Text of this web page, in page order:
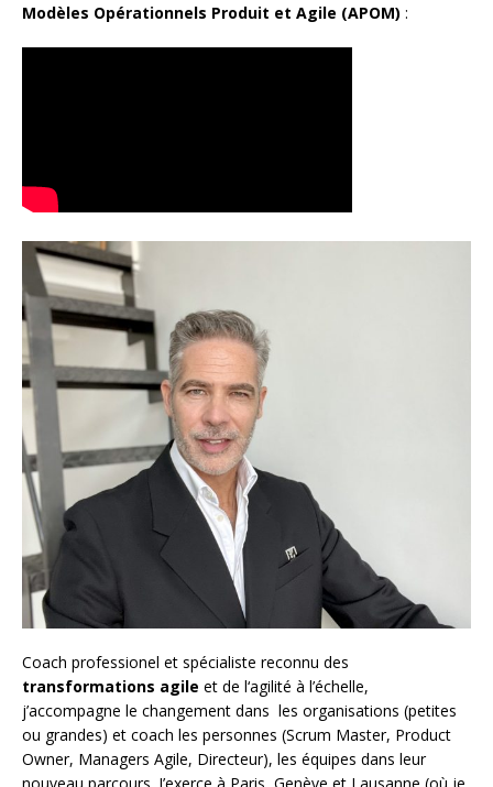
Modèles Opérationnels Produit et Agile (APOM) :
Coach professionel et spécialiste reconnu des
transformations agile et de l‘agilité à l’échelle,
j’accompagne le changement dans les organisations (petites
ou grandes) et coach les personnes (Scrum Master, Product
Owner, Managers Agile, Directeur), les équipes dans leur